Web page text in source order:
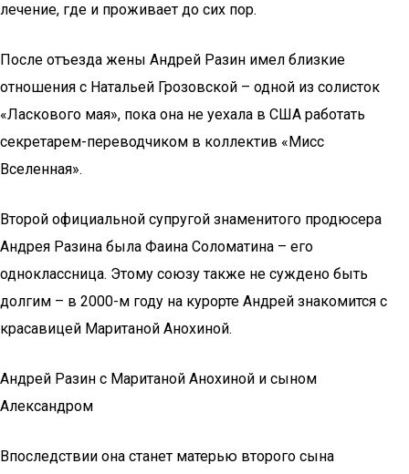
лечение, где и проживает до сих пор.
После отъезда жены Андрей Разин имел близкие
отношения с Натальей Грозовской – одной из солисток
«Ласкового мая», пока она не уехала в США работать
секретарем-переводчиком в коллектив «Мисс
Вселенная».
Второй официальной супругой знаменитого продюсера
Андрея Разина была Фаина Соломатина – его
одноклассница. Этому союзу также не суждено быть
долгим – в 2000-м году на курорте Андрей знакомится с
красавицей Маританой Анохиной.
Андрей Разин с Маританой Анохиной и сыном
Александром
Впоследствии она станет матерью второго сына